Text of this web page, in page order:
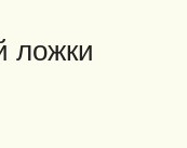
ложки